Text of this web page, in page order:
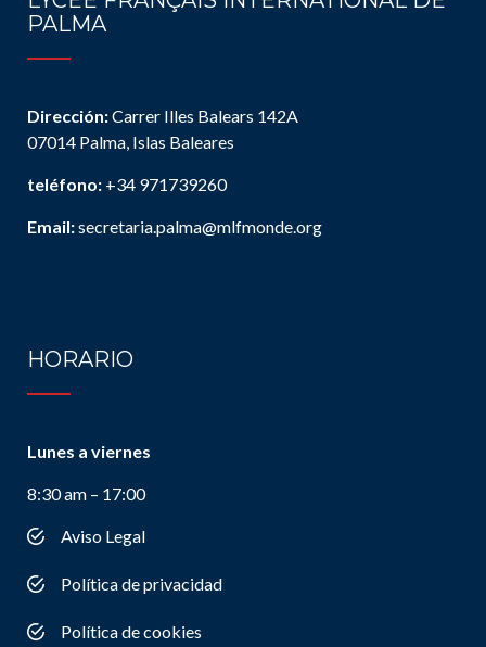
PALMA
Dirección:Carrer Illes Balears 142A
07014 Palma, Islas Baleares
teléfono: +34 971739260
Email:secretaria.palma@mlfmonde.org
HORARIO
Lunes a viernes
8:30 am – 17:00
Aviso Legal
Política de privacidad
Política de cookies